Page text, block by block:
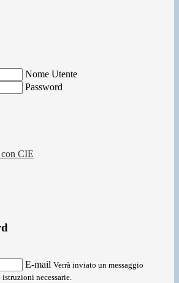
Nome Utente
Password
CIE
E-mail Verrà inviato un messaggio
necessarie.